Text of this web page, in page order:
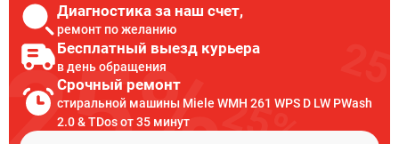
Диагностика за наш счет,
ремонт по желанию
Бесплатный выезд курьера
в день обращения
Срочный ремонт
стиральной машины Miele WMH 261 WPS D LW PWash
2.0 & TDos от 35 минут